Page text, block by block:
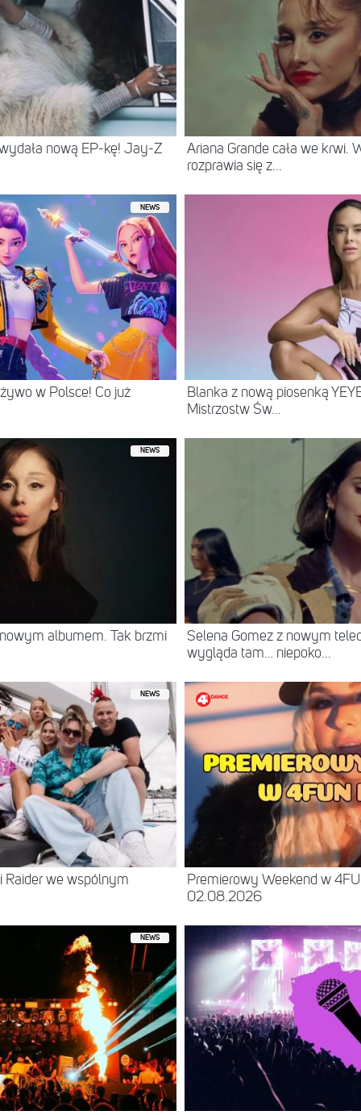
nową EP-kę! Jay-Z
Ariana Grande cała we krwi.
rozprawia się z...
NEWS
w Polsce! Co już
Blanka z nową piosenką
Mistrzostw Św...
NEWS
albumem. Tak brzmi
Selena Gomez z nowym
wygląda tam… niepoko...
NEWS
Raider we wspólnym
Premierowy Weekend w
02.08.2026
NEWS